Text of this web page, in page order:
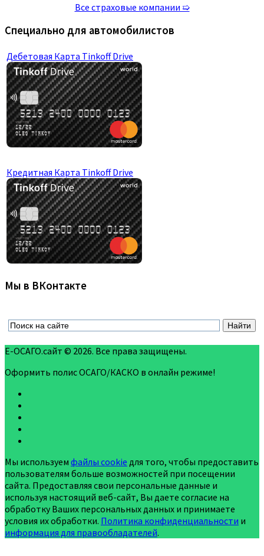
Все страховые компании ➯
Специально для автомобилистов
Дебетовая Карта Tinkoff Drive
Кредитная Карта Tinkoff Drive
Мы в ВКонтакте
Е-ОСАГО.сайт © 2026. Все права защищены.
Оформить полис ОСАГО/КАСКО в онлайн режиме!
Мы используем файлы cookie для того, чтобы предоставить
пользователям больше возможностей при посещении
сайта. Предоставляя свои персональные данные и
используя настоящий веб-сайт, Вы даете согласие на
обработку Ваших персональных данных и принимаете
условия их обработки. Политика конфиденциальности и
информация для правообладателей.